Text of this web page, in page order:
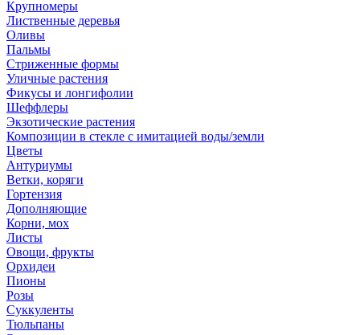
Крупномеры
Лиственные деревья
Оливы
Пальмы
Стриженные формы
Уличные растения
Фикусы и лонгифолии
Шеффлеры
Экзотические растения
Композиции в стекле с имитацией воды/земли
Цветы
Антуриумы
Ветки, коряги
Гортензия
Дополняющие
Корни, мох
Листы
Овощи, фрукты
Орхидеи
Пионы
Розы
Суккуленты
Тюльпаны